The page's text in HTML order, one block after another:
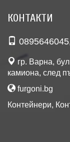
КОНТАКТИ
0895646045
гр. Варна,
камиона, след
furgoni.bg
Контейнери,